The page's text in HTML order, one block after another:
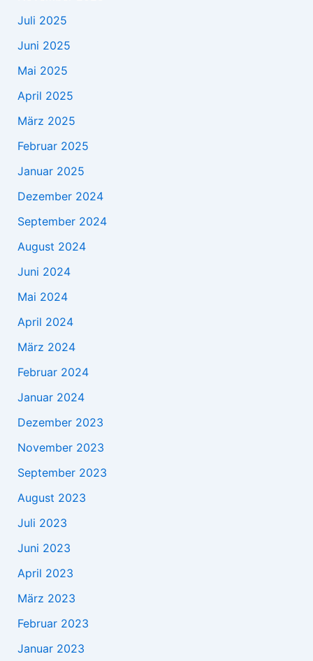
Juli 2025
Juni 2025
Mai 2025
April 2025
März 2025
Februar 2025
Januar 2025
Dezember 2024
September 2024
August 2024
Juni 2024
Mai 2024
April 2024
März 2024
Februar 2024
Januar 2024
Dezember 2023
November 2023
September 2023
August 2023
Juli 2023
Juni 2023
April 2023
März 2023
Februar 2023
Januar 2023